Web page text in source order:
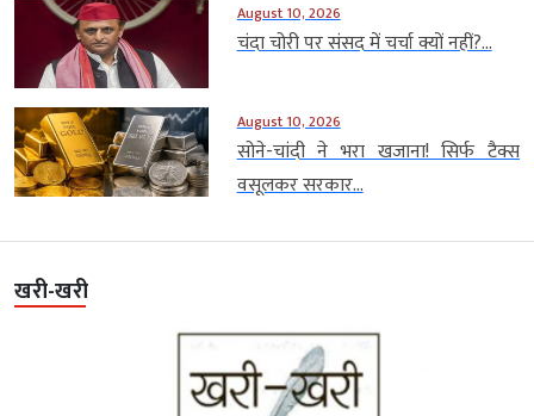
August 10, 2026
चंदा चोरी पर संसद में चर्चा क्यों नहीं?...
August 10, 2026
सोने-चांदी ने भरा खजाना! सिर्फ टैक्स
वसूलकर सरकार...
खरी-खरी